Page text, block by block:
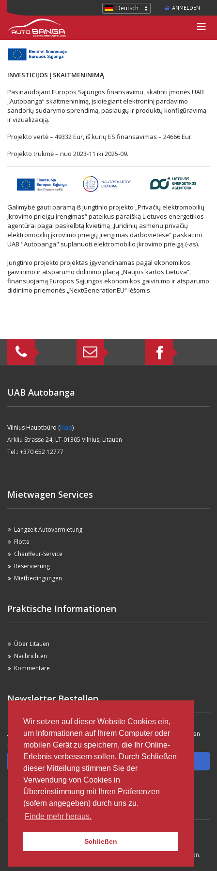
Wir setzen auf dieser Website Cookies ein,
um Informationen auf Ihrem Computer oder
mobilen Gerät zu speichern, die Ihr Online-
Erlebnis verbessern sollen. Durch Schließen
dieser Mitteilung stimmen Sie der
Verwendung von Cookies in
Übereinstimmung mit Ihren Präferenzen
(sofern angegeben) durch uns zu.
Finde mehr heraus.
Schließen
ANMELDEN
Deutsch
INVESTICIJOS Į SKAITMENINIMĄ
Pasinaudojant Europos Sąjungos finansavimu, skatinti įmonės UAB
„Autobanga“ skaitmeninimą, įsidiegiant elektroninį pardavimo
sandorių sudarymo sprendimą, paslaugų ir produktų konfigūravimą
ir vizualizaciją.
Projekto vertė – 49332 Eur, iš kurių ES finansavimas – 24666 Eur.
Projekto trukmė – nuo 2023-11 iki 2025-09.
Galimybė gauti paramą iš jungtinio projekto „Privačių elektromobilių
įkrovimo prieigų įrengimas“ pateikus paraišką Lietuvos energetikos
agentūrai pagal paskelbtą kvietimą „Juridinių asmenų privačių
elektromobilių įkrovimo prieigų įrengimas darbovietėse“ paskatino
UAB "Autobanga" suplanuoti elektromobilio įkrovimo prieigą (-as).
Jungtinio projekto projektas įgyvendinamas pagal ekonomikos
gaivinimo ir atsparumo didinimo planą „Naujos kartos Lietuva“,
finansuojamą Europos Sąjungos ekonomikos gaivinimo ir atsparumo
didinimo priemonės „NextGenerationEU“ lėšomis.
UAB Autobanga
Vilnius Hauptbüro (Map)
Arkliu Strasse 24, LT-01305 Vilnius, Litauen
Tel.: +370 652 12777
Mietwagen Services
Langzeit Autovermietung
Flotte
Chauffeur-Service
Reservierung
Mietbedingungen
Praktische Informationen
Über Litauen
Nachrichten
Kommentare
Newsletter Bestellen
Abonnieren Sie unseren Newsletter und Sie erfahren vor allen anderen
über Neuigkeiten und Aktionen !!!
Anmelden
VILNIUS ALDSTADT VILNIUS FLUGHAFEN KLAIPEDA ALDSTADT
PALANGA FLUGHAFEN
© 2003-2023 Autobanga Autovermietung - Alle Rechte vorbehalten.